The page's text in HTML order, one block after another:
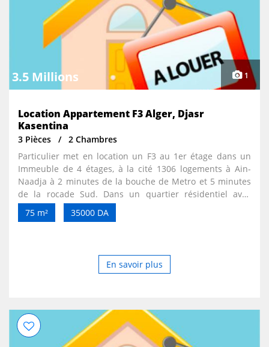
3.5 Millions 1
Location Appartement F3 Alger, Djasr
Kasentina
3 Pièces
2 Chambres
Particulier met en location un F3 au 1er étage dans un
Immeuble de 4 étages, à la cité 1306 logements à Ain-
Naadja à 2 minutes de la bouche de Metro et 5 minutes
de la rocade Sud. Dans un quartier résidentiel avec
parking, clôturé la nuit. L’appartement est de 75 m2 avec
2 façades sans vis a vis, dispose de 2 chambres, un
d'un climatiseur, d’une ligne téléphonique, ADSL (services
internet) a reactiver. Láppartement est libre de suite. Le
Tel: 0555222581
75 m² 35000 DA
En savoir plus